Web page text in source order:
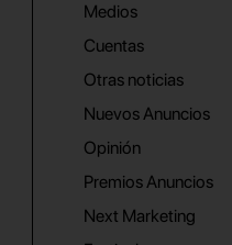
Medios
Cuentas
Otras noticias
Nuevos Anuncios
Opinión
Premios Anuncios
Next Marketing